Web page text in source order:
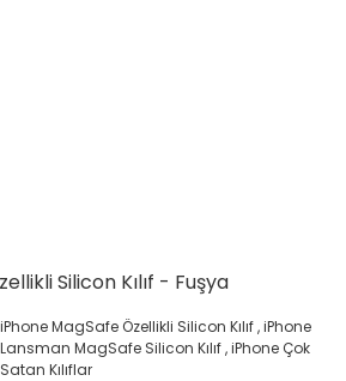
Silicon Kılıf - Fuşya
iPhone MagSafe Özellikli Silicon Kılıf,iPhone
Lansman MagSafe Silicon Kılıf,iPhone Çok
Satan Kılıflar